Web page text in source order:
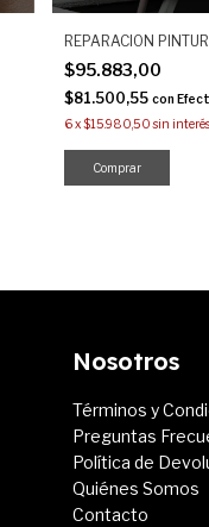
REPARACION
$95.883,00
$81.500,55con
6x$15.980,50 sin interés
Comprar
Nosotros
Términos y
Preguntas
Política de
Quiénes Somos
Contacto